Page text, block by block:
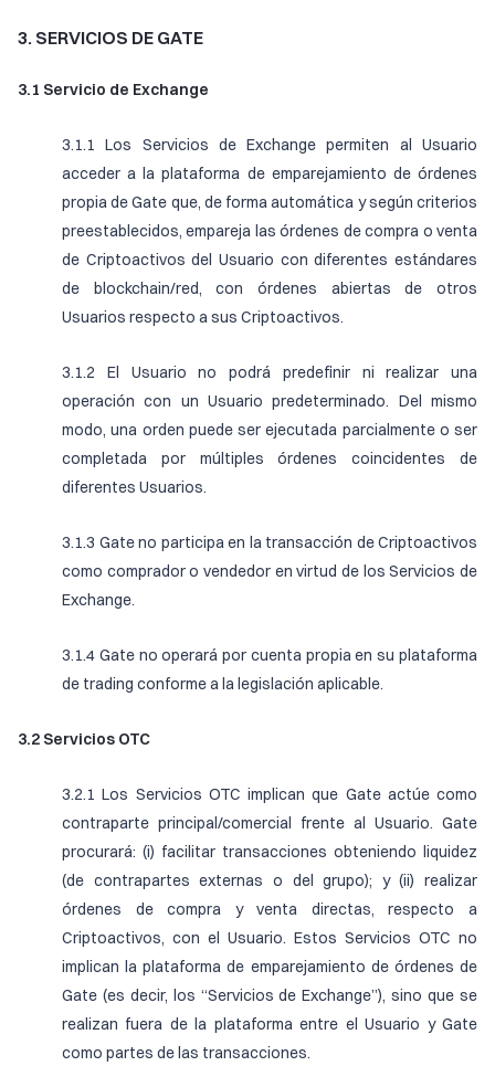
3. SERVICIOS DE GATE
3.1 Servicio de Exchange
3.1.1 Los Servicios de Exchange permiten al Usuario
acceder a la plataforma de emparejamiento de órdenes
propia de Gate que, de forma automática y según criterios
preestablecidos, empareja las órdenes de compra o venta
de Criptoactivos del Usuario con diferentes estándares
de blockchain/red, con órdenes abiertas de otros
Usuarios respecto a sus Criptoactivos.
3.1.2 El Usuario no podrá predefinir ni realizar una
operación con un Usuario predeterminado. Del mismo
modo, una orden puede ser ejecutada parcialmente o ser
completada por múltiples órdenes coincidentes de
diferentes Usuarios.
3.1.3 Gate no participa en la transacción de Criptoactivos
como comprador o vendedor en virtud de los Servicios de
Exchange.
3.1.4 Gate no operará por cuenta propia en su plataforma
de trading conforme a la legislación aplicable.
3.2 Servicios OTC
3.2.1 Los Servicios OTC implican que Gate actúe como
contraparte principal/comercial frente al Usuario. Gate
procurará: (i) facilitar transacciones obteniendo liquidez
(de contrapartes externas o del grupo); y (ii) realizar
órdenes de compra y venta directas, respecto a
Criptoactivos, con el Usuario. Estos Servicios OTC no
implican la plataforma de emparejamiento de órdenes de
Gate (es decir, los “Servicios de Exchange”), sino que se
realizan fuera de la plataforma entre el Usuario y Gate
como partes de las transacciones.